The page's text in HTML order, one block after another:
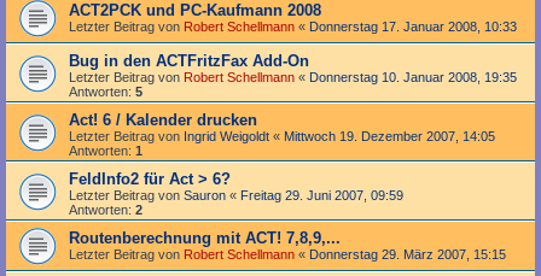
ACT2PCK und PC-Kaufmann 2008
Letzter Beitrag von Robert Schellmann « Donnerstag 17. Januar 2008, 10:33
Bug in den ACTFritzFax Add-On
Letzter Beitrag von Robert Schellmann « Donnerstag 10. Januar 2008, 19:35
Antworten: 5
Act! 6 / Kalender drucken
Letzter Beitrag von Ingrid Weigoldt « Mittwoch 19. Dezember 2007, 14:05
Antworten: 1
FeldInfo2 für Act > 6?
Letzter Beitrag von Sauron « Freitag 29. Juni 2007, 09:59
Antworten: 2
Routenberechnung mit ACT! 7,8,9,...
Letzter Beitrag von Robert Schellmann « Donnerstag 29. März 2007, 15:15